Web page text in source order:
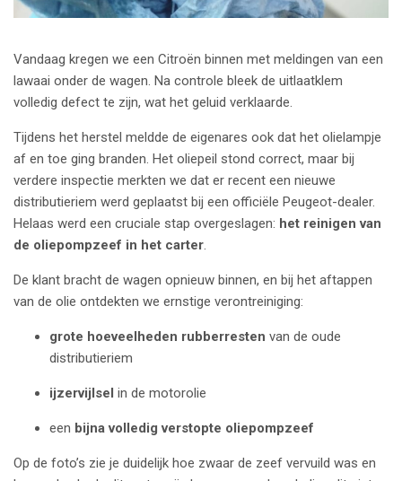
Vandaag kregen we een Citroën binnen met meldingen van een
lawaai onder de wagen. Na controle bleek de uitlaatklem
volledig defect te zijn, wat het geluid verklaarde.
Tijdens het herstel meldde de eigenares ook dat het olielampje
af en toe ging branden. Het oliepeil stond correct, maar bij
verdere inspectie merkten we dat er recent een nieuwe
distributieriem werd geplaatst bij een officiële Peugeot-dealer.
Helaas werd een cruciale stap overgeslagen: het reinigen van
de oliepompzeef in het carter.
De klant bracht de wagen opnieuw binnen, en bij het aftappen
van de olie ontdekten we ernstige verontreiniging:
grote hoeveelheden rubberresten van de oude
distributieriem
ijzervijlsel in de motorolie
een bijna volledig verstopte oliepompzeef
Op de foto’s zie je duidelijk hoe zwaar de zeef vervuild was en